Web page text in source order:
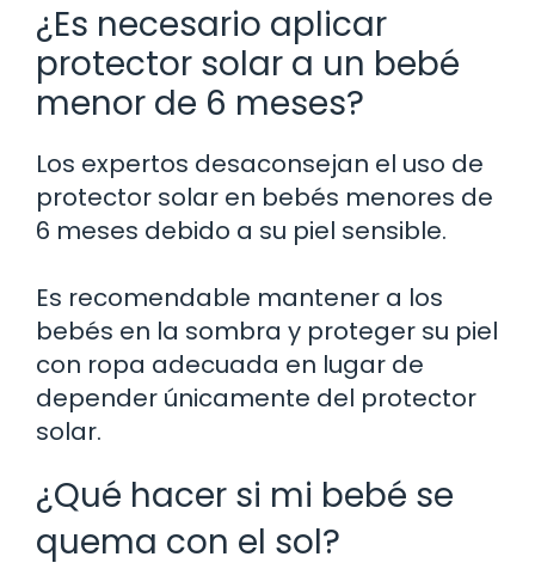
¿Es necesario aplicar
protector solar a un bebé
menor de 6 meses?
Los expertos desaconsejan el uso de
protector solar en bebés menores de
6 meses debido a su piel sensible.
Es recomendable mantener a los
bebés en la sombra y proteger su piel
con ropa adecuada en lugar de
depender únicamente del protector
solar.
¿Qué hacer si mi bebé se
quema con el sol?